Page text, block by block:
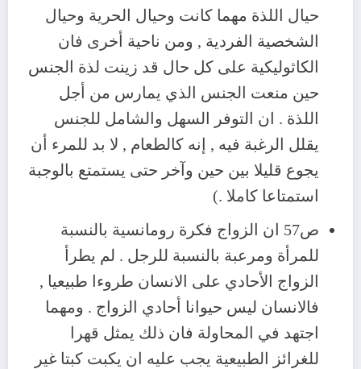
حيال اللذة مهما كانت وحيال الحرية وحيال
الشخصية الفردية , ومن ناحية أخرى فان
الكاثوليكية على كل حال قد زينت لذة الجنس
حين منعت الجنس الذي يمارس من أجل
اللذة . ان التوفر السهل والشامل للجنس
يقلل الرغبة فيه , إنه كالطعام , لا بد للمرء أن
يجوع قليلا بين حين وآخر حتى يستمتع بالوجبة
استمتاعا كاملا .)
ص57 ان الزواج فكرة رومانسية بالنسبة
للمرأة ومرعبة بالنسبة للرجل . لم يطرأ
الزواج الأحادي على الانسان طروءا طبيعيا ,
فالانسان ليس حيوانا أحادي الزواج . ومهما
اجتهد في المحاولة فان ذلك يمثل قهرا
للغرائز الطبيعية يجب عليه ان يكبت كبتا غير